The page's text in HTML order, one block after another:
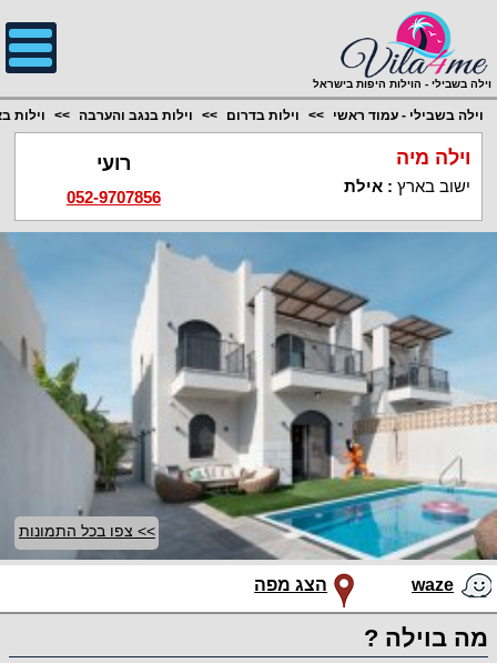
וילה בשבילי - הוילות היפות בישראל
וילה בשבילי - עמוד ראשי וילות בדרום וילות בנגב והערבה וילות
וילה מיה
ישוב בארץ :אילת
רועי
052-9707856
>> צפו בכל התמונות
waze הצג מפה
מה בוילה ?